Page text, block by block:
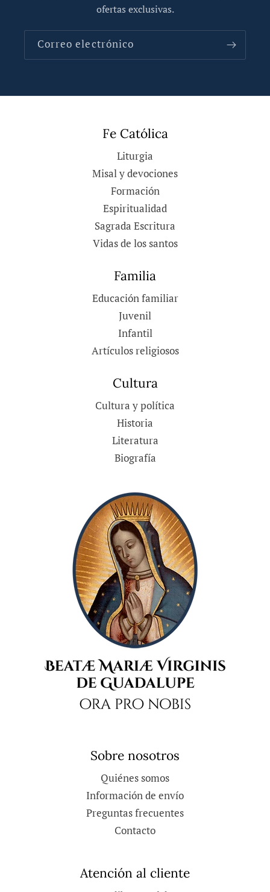
ofertas exclusivas.
Correo electrónico
Fe Católica
Liturgia
Misal y devociones
Formación
Espiritualidad
Sagrada Escritura
Vidas de los santos
Familia
Educación familiar
Juvenil
Infantil
Artículos religiosos
Cultura
Cultura y política
Historia
Literatura
Biografía
Sobre nosotros
Quiénes somos
Información de envío
Preguntas frecuentes
Contacto
Atención al cliente